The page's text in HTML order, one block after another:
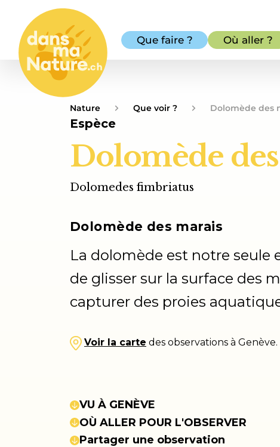
Que faire ? Où aller ?
Nature Que voir ? Dolomède des
Espèce
Dolomède
Dolomedes fimbriatus
Dolomède des marais
La dolomède est notre seule
de glisser sur la surface des
capturer des proies
Voir la carte des observations à Genève.
VU À GENÈVE
OÙ ALLER POUR L'OBSERVER
Partager une observation